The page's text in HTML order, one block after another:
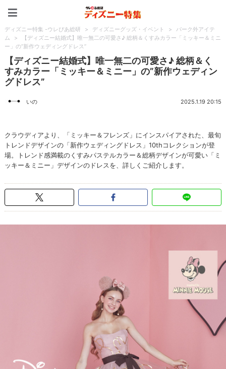
ディズニー特集 -ウレぴあ総研 > ディズニーグッズ・イベント >
パーク外アイテ
ム
>
【ディズニー結婚式】唯一無二の可愛さ♪ 総柄＆くすみカラー「ミッキー＆ミニ
ー」の”新作ウェディングドレス”
【ディズニー結婚式】唯一無二の可愛さ♪ 総柄＆く
すみカラー「ミッキー＆ミニー」の”新作ウェディン
グドレス”
いの 2025.1.19 20:15
クラウディアより、「ミッキー＆フレンズ」にインスパイアされた、最旬
トレンドデザインの「新作ウェディングドレス」10thコレクションが登
場。トレンド感満載のくすみパステルカラー＆総柄デザインが可愛い「ミ
ッキー＆ミニー」デザインのドレスを、詳しくご紹介します。